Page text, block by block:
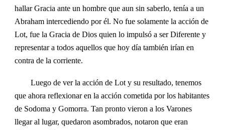
hallar Gracia ante un hombre que aun sin saberlo, tenía a un
Abraham intercediendo por él. No fue solamente la acción de
Lot, fue la Gracia de Dios quien lo impulsó a ser Diferente y
representar a todos aquellos que hoy día también irían en
contra de la corriente.
Luego de ver la acción de Lot y su resultado, tenemos
que ahora reflexionar en la acción cometida por los habitantes
de Sodoma y Gomorra. Tan pronto vieron a los Varones
llegar al lugar, quedaron asombrados, notaron que eran